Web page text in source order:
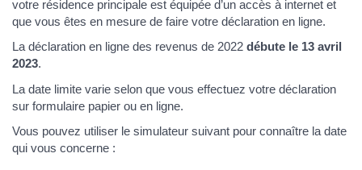
votre résidence principale est équipée d’un accès à internet et
que vous êtes en mesure de faire votre déclaration en ligne.
La déclaration en ligne des revenus de 2022 débute le 13 avril
2023.
La date limite varie selon que vous effectuez votre déclaration
sur formulaire papier ou en ligne.
Vous pouvez utiliser le simulateur suivant pour connaître la date
qui vous concerne :